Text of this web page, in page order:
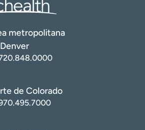
metropolitana
de Colorado